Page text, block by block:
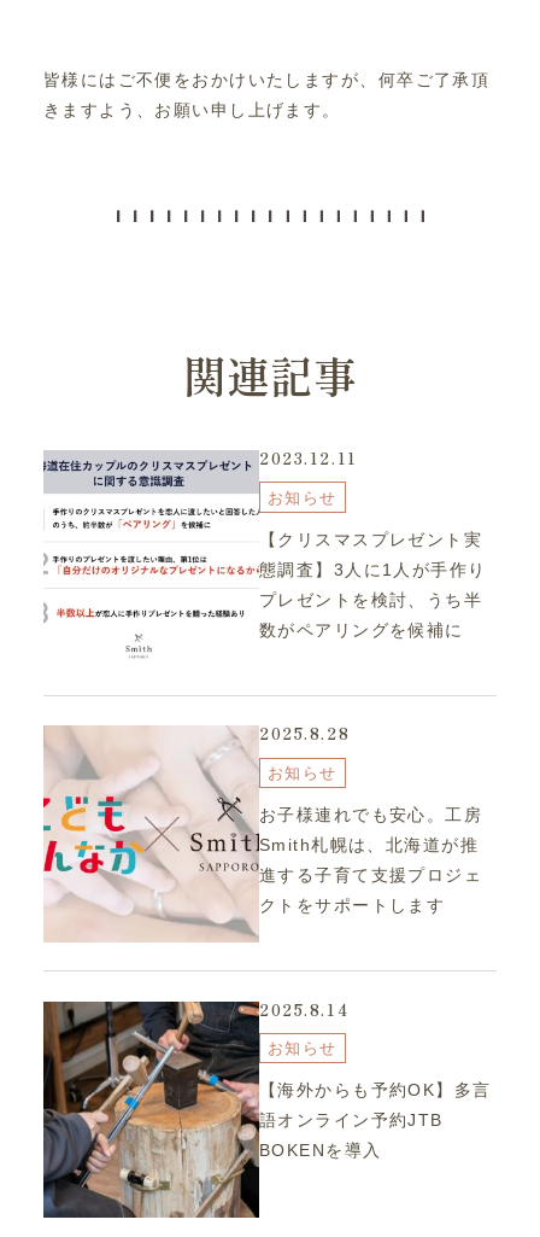
皆様にはご不便をおかけいたしますが、何卒ご了承頂
きますよう、お願い申し上げます。
関連記事
2023.12.11
お知らせ
【クリスマスプレゼント実
態調査】3人に1人が手作り
プレゼントを検討、うち半
数がペアリングを候補に
2025.8.28
お知らせ
お子様連れでも安心。工房
Smith札幌は、北海道が推
進する子育て支援プロジェ
クトをサポートします
2025.8.14
お知らせ
【海外からも予約OK】多言
語オンライン予約JTB
BOKENを導入